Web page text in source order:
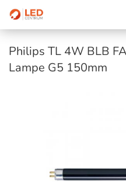
Philips TL 4W BLB
Lampe G5 150mm